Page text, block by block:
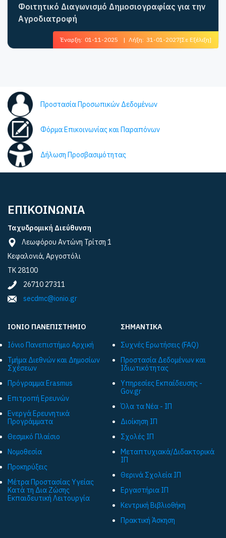
Φοιτητικό Διαγωνισμό Δημοσιογραφίας για την
Αγροδιατροφή
Έναρξη: 01-11-2025 | Λήξη: 31-01-2027[Σε Εξέλιξη]
Προστασία Προσωπικών Δεδομένων
Φόρμα Επικοινωνίας και Παραπόνων
Δήλωση Προσβασιμότητας
ΕΠΙΚΟΙΝΩΝΙΑ
Ταχυδρομική Διεύθυνση
Λεωφόρου Αντώνη Τρίτση 1
Κεφαλονιά, Αργοστόλι
ΤΚ 28100
26710 27311
secdmc@ionio.gr
ΙΟΝΙΟ ΠΑΝΕΠΙΣΤΗΜΙΟ
Ιόνιο Πανεπιστήμιο Αρχική
Τμήμα Διεθνών και Δημοσίων
Σχέσεων
Πρόγραμμα Εrasmus
Επιτροπή Ερευνών
Ενεργά Ερευνητικά
Προγράμματα
Θεσμικό Πλαίσιο
Νομοθεσία
Προκηρύξεις
Μέτρα Προστασίας Υγείας
Κατά τη Δια Ζώσης
Εκπαιδευτική Λειτουργία
ΣΗΜΑΝΤΙΚΑ
Συχνές Ερωτήσεις (FAQ)
Προστασία Δεδομένων και
Ιδιωτικότητας
Υπηρεσίες Εκπαίδευσης -
Gov.gr
Όλα τα Νέα - ΙΠ
Διοίκηση ΙΠ
Σχολές ΙΠ
Μεταπτυχιακά/Διδακτορικά
ΙΠ
Θερινά Σχολεία ΙΠ
Εργαστήρια ΙΠ
Κεντρική Βιβλιοθήκη
Πρακτική Άσκηση